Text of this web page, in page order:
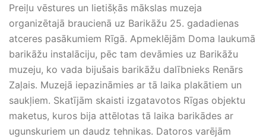
Preiļu vēstures un lietišķās mākslas muzeja
organizētajā braucienā uz Barikāžu 25. gadadienas
atceres pasākumiem Rīgā. Apmeklējām Doma laukumā
barikāžu instalāciju, pēc tam devāmies uz Barikāžu
muzeju, ko vada bijušais barikāžu dalībnieks Renārs
Zaļais. Muzejā iepazināmies ar tā laika plakātiem un
saukļiem. Skatījām skaisti izgatavotos Rīgas objektu
maketus, kuros bija attēlotas tā laika barikādes ar
ugunskuriem un daudz tehnikas. Datoros varējām